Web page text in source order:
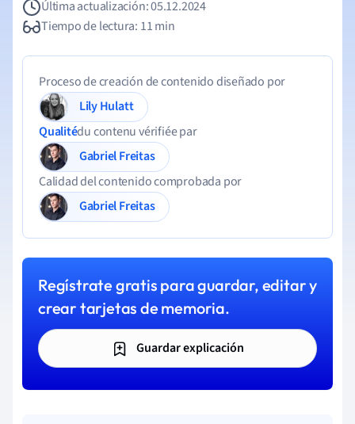
Última actualización: 05.12.2024
Tiempo de lectura: 11 min
Proceso de creación de contenido diseñado por
Lily Hulatt
Qualitédu contenu vérifiée par
Gabriel Freitas
Calidad del contenido comprobada por
Gabriel Freitas
Regístrate gratis para guardar, editar y
crear tarjetas de memoria.
Guardar explicación